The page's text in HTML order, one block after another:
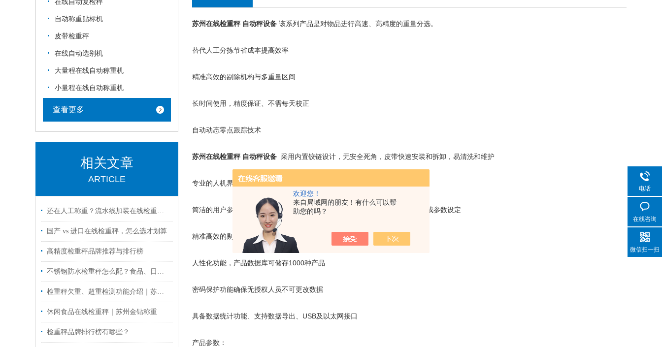
欢迎您！
来自局域网的朋友！有什么可以帮
助您的吗？
在线自动复检秤
自动称重贴标机
皮带检重秤
在线自动选别机
大量程在线自动称重机
小量程在线自动称重机
查看更多
相关文章
ARTICLE
还在人工称重？流水线加装在线检重秤到底有多香
国产 vs 进口在线检重秤，怎么选才划算
高精度检重秤品牌推荐与排行榜
不锈钢防水检重秤怎么配？食品、日化清洗车间关注这几项
检重秤欠重、超重检测功能介绍｜苏州金钻称重
休闲食品在线检重秤｜苏州金钻称重
检重秤品牌排行榜有哪些？
苏州在线检重秤 自动秤设备 该系列产品是对物品进行高速、高精度的重量分选。
替代人工分拣节省成本提高效率
精准高效的剔除机构与多重量区间
长时间使用，精度保证、不需每天校正
自动动态零点跟踪技术
苏州在线检重秤 自动秤设备 采用内置铰链设计，无安全死角，皮带快速安装和拆卸，易清洗和维护
专业的人机界面设计
简洁的用户参数设置，自动参数调节，只需输入产品参数及称重要求，即可完成参数设定
精准高效的剔除机构
人性化功能，产品数据库可储存1000种产品
密码保护功能确保无授权人员不可更改数据
具备数据统计功能、支持数据导出、USB及以太网接口
产品参数：
电话
在线咨询
微信扫一扫